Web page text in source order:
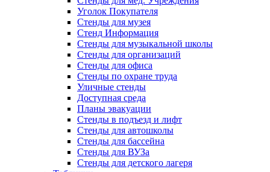
Уголок Покупателя
Стенды для музея
Стенд Информация
Стенды для музыкальной школы
Стенды для организаций
Стенды для офиса
Стенды по охране труда
Уличные стенды
Доступная среда
Планы эвакуации
Стенды в подъезд и лифт
Стенды для автошколы
Стенды для бассейна
Стенды для ВУЗа
Стенды для детского лагеря